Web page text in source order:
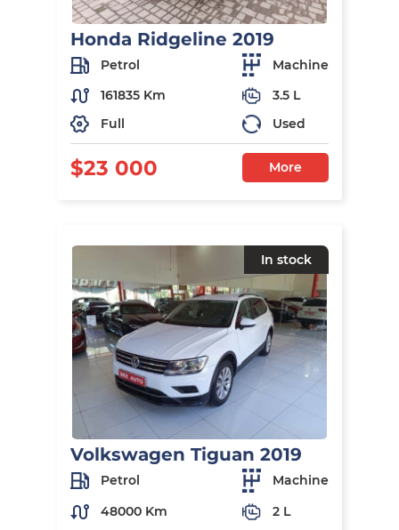
Honda Ridgeline 2019
Petrol
Machine
161835 Km
3.5 L
Full
Used
$23 000 More
In stock
Volkswagen Tiguan 2019
Petrol
Machine
48000 Km
2 L